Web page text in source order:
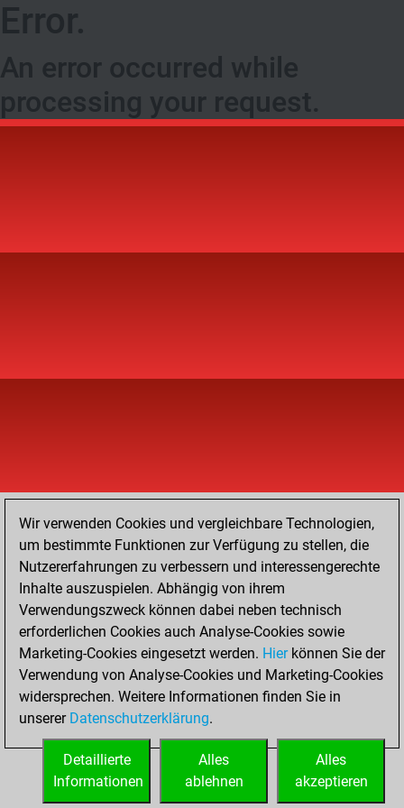
Error.
An error occurred while
processing your request.
Wir verwenden Cookies und vergleichbare Technologien,
um bestimmte Funktionen zur Verfügung zu stellen, die
Nutzererfahrungen zu verbessern und interessengerechte
Inhalte auszuspielen. Abhängig von ihrem
Verwendungszweck können dabei neben technisch
erforderlichen Cookies auch Analyse-Cookies sowie
Marketing-Cookies eingesetzt werden. Hierkönnen Sie der
Verwendung von Analyse-Cookies und Marketing-Cookies
widersprechen. Weitere Informationen finden Sie in
unserer Datenschutzerklärung.
Alles
akzeptieren
Alles
ablehnen
Detaillierte
Informationen